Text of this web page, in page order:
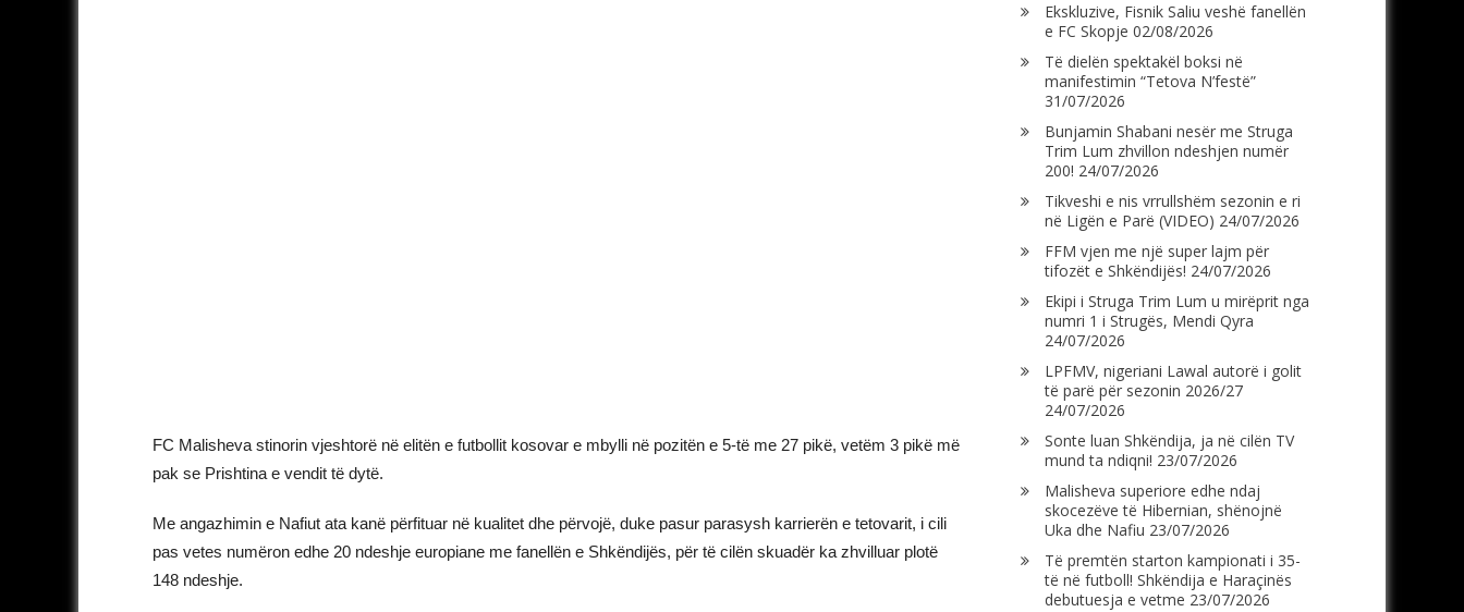
FC Malisheva stinorin vjeshtorë në elitën e futbollit kosovar e mbylli në pozitën e 5-të me 27 pikë, vetëm 3 pikë më
pak se Prishtina e vendit të dytë.
Me angazhimin e Nafiut ata kanë përfituar në kualitet dhe përvojë, duke pasur parasysh karrierën e tetovarit, i cili
pas vetes numëron edhe 20 ndeshje europiane me fanellën e Shkëndijës, për të cilën skuadër ka zhvilluar plotë
148 ndeshje.
Ekskluzive, Fisnik Saliu veshë fanellën
e FC Skopje 02/08/2026
Të dielën spektakël boksi në
manifestimin “Tetova N’festë”
31/07/2026
Bunjamin Shabani nesër me Struga
Trim Lum zhvillon ndeshjen numër
200! 24/07/2026
Tikveshi e nis vrrullshëm sezonin e ri
në Ligën e Parë (VIDEO) 24/07/2026
FFM vjen me një super lajm për
tifozët e Shkëndijës! 24/07/2026
Ekipi i Struga Trim Lum u mirëprit nga
numri 1 i Strugës, Mendi Qyra
24/07/2026
LPFMV, nigeriani Lawal autorë i golit
të parë për sezonin 2026/27
24/07/2026
Sonte luan Shkëndija, ja në cilën TV
mund ta ndiqni! 23/07/2026
Malisheva superiore edhe ndaj
skocezëve të Hibernian, shënojnë
Uka dhe Nafiu 23/07/2026
Të premtën starton kampionati i 35-
të në futboll! Shkëndija e Haraçinës
debutuesja e vetme 23/07/2026